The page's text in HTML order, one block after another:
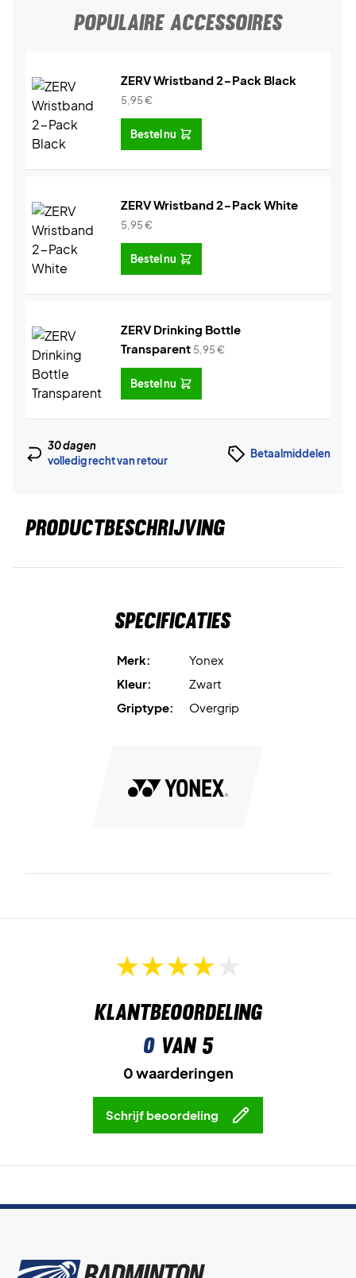
POPULAIRE ACCESSOIRES
ZERV Wristband 2-Pack Black
5,95€
Bestel nu
ZERV Wristband 2-Pack White
5,95€
Bestel nu
ZERV Drinking Bottle
Transparent 5,95€
Bestel nu
30 dagen
volledig recht van retour
Betaalmiddelen
PRODUCTBESCHRIJVING
Specificaties
Merk:
Yonex
Kleur:
Zwart
Griptype:
Overgrip
Klantbeoordeling
0van 5
0 waarderingen
Schrijf beoordeling